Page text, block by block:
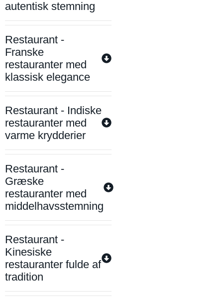
autentisk stemning
Restaurant -
Franske
restauranter med
klassisk elegance
Restaurant - Indiske
restauranter med
varme krydderier
Restaurant -
Græske
restauranter med
middelhavsstemning
Restaurant -
Kinesiske
restauranter fulde af
tradition